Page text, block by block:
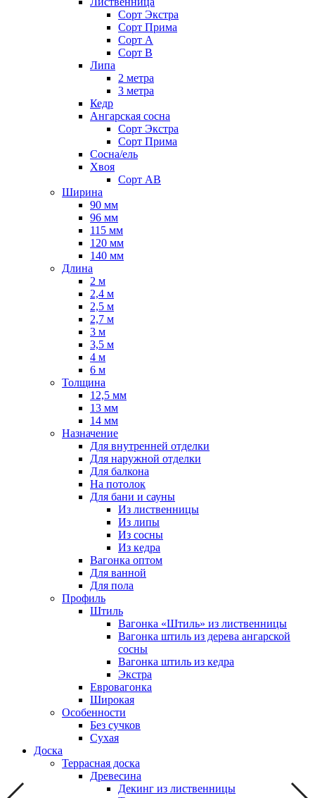
Сорт Экстра
Сорт Прима
Сорт А
Сорт В
Липа
2 метра
3 метра
Кедр
Ангарская сосна
Cорт Экстра
Сорт Прима
Сосна/ель
Хвоя
Сорт AB
Ширина
90 мм
96 мм
115 мм
120 мм
140 мм
Длина
2 м
2,4 м
2,5 м
2,7 м
3 м
3,5 м
4 м
6 м
Толщина
12,5 мм
13 мм
14 мм
Назначение
Для внутренней отделки
Для наружной отделки
Для балкона
На потолок
Для бани и сауны
Из лиственницы
Из липы
Из сосны
Из кедра
Вагонка оптом
Для ванной
Для пола
Профиль
Штиль
Вагонка «Штиль» из лиственницы
Вагонка штиль из дерева ангарской
сосны
Вагонка штиль из кедра
Экстра
Евровагонка
Широкая
Особенности
Без сучков
Сухая
Доска
Террасная доска
Древесина
Декинг из лиственницы